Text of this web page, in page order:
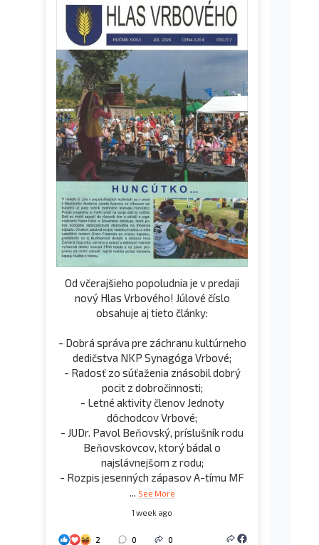
Od včerajšieho popoludnia je v predaji
nový Hlas Vrbového! Júlové číslo
obsahuje aj tieto články:
- Dobrá správa pre záchranu kultúrneho
dedičstva NKP Synagóga Vrbové;
- Radosť zo súťaženia znásobil dobrý
pocit z dobročinnosti;
- Letné aktivity členov Jednoty
dôchodcov Vrbové;
- JUDr. Pavol Beňovský, príslušník rodu
Beňovskovcov, ktorý bádal o
najslávnejšom z rodu;
- Rozpis jesenných zápasov A-tímu MF
... See More
1 week ago
2 0 0